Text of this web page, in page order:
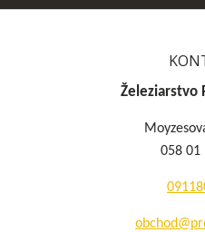
Železiarstvo
058 01